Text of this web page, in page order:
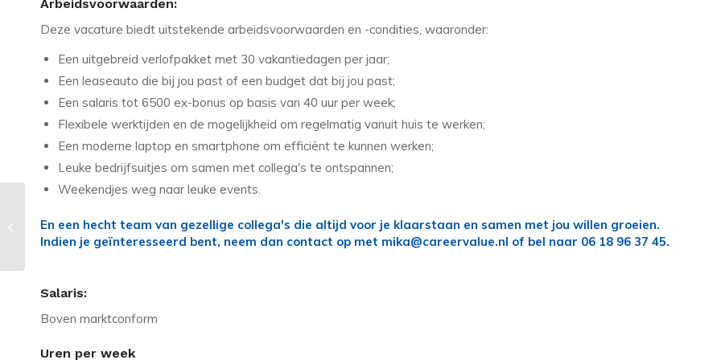
Arbeidsvoorwaarden:
Deze vacature biedt uitstekende arbeidsvoorwaarden en -condities, waaronder:
Een uitgebreid verlofpakket met 30 vakantiedagen per jaar;
Een leaseauto die bij jou past of een budget dat bij jou past;
Een salaris tot 6500 ex-bonus op basis van 40 uur per week;
Flexibele werktijden en de mogelijkheid om regelmatig vanuit huis te werken;
Een moderne laptop en smartphone om efficiënt te kunnen werken;
Leuke bedrijfsuitjes om samen met collega's te ontspannen;
Weekendjes weg naar leuke events.
En een hecht team van gezellige collega's die altijd voor je klaarstaan en samen met jou willen groeien.
Indien je geïnteresseerd bent, neem dan contact op met mika@careervalue.nl of bel naar 06 18 96 37 45.
Salaris:
Boven marktconform
Uren per week
Coördinator Techniek – Verdien tot